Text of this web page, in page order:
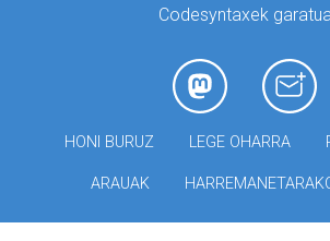
Codesyntaxek
HONI BURUZ LEGE OHARRA
ARAUAK